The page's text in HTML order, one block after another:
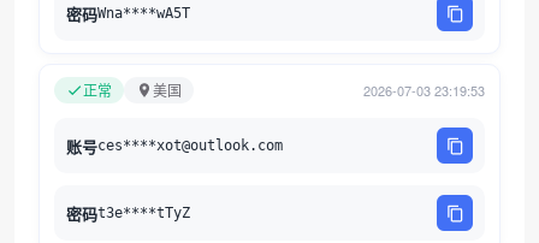
密码Wna****wA5T
正常 美国 2026-07-03 23:19:53
账号ces****xot@outlook.com
密码t3e****tTyZ